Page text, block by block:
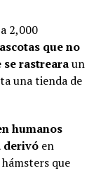
2,000
que no
se rastrearaun
una tienda de
humanos
derivó en
que